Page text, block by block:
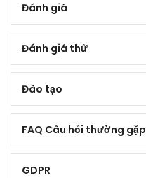
Đánh giá
Đánh giá thử
Đào tạo
FAQ Câu hỏi thường gặp
GDPR